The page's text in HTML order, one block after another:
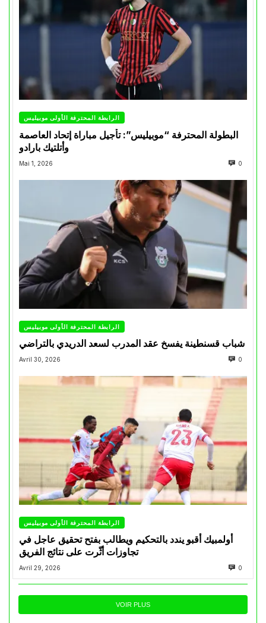
الرابطة المحترفة الأولى موبيليس
البطولة المحترفة “موبيليس”: تأجيل مباراة إتحاد العاصمة
وأتلتيك بارادو
Mai 1, 2026 0
الرابطة المحترفة الأولى موبيليس
شباب قسنطينة يفسخ عقد المدرب لسعد الدريدي بالتراضي
Avril 30, 2026 0
الرابطة المحترفة الأولى موبيليس
أولمبيك أقبو يندد بالتحكيم ويطالب بفتح تحقيق عاجل في
تجاوزات أثّرت على نتائج الفريق
Avril 29, 2026 0
VOIR PLUS